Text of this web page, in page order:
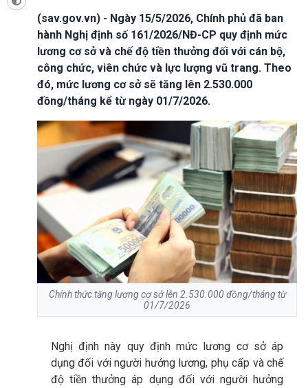
(sav.gov.vn) - Ngày 15/5/2026, Chính phủ đã ban
hành Nghị định số 161/2026/NĐ-CP quy định mức
lương cơ sở và chế độ tiền thưởng đối với cán bộ,
công chức, viên chức và lực lượng vũ trang. Theo
đó, mức lương cơ sở sẽ tăng lên 2.530.000
đồng/tháng kể từ ngày 01/7/2026.
Chính thức tăng lương cơ sở lên 2.530.000 đồng/tháng từ
01/7/2026
Nghị định này quy định mức lương cơ sở áp
dụng đối với người hưởng lương, phụ cấp và chế
độ tiền thưởng áp dụng đối với người hưởng